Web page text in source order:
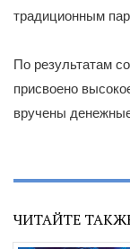
традиционным
По результатам
присвоено
вручены
ЧИТАЙТЕ